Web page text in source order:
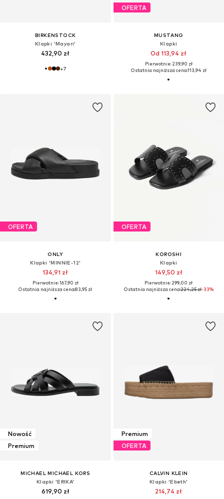
BIRKENSTOCK
Klapki 'Mayari'
432,90 zł
+7
OFERTA
MUSTANG
Klapki
Od 113,94 zł
Pierwotnie: 239,90 zł
Ostatnia najniższa cena:113,94 zł
OFERTA
ONLY
Klapki 'MINNIE-12'
134,91 zł
Pierwotnie: 167,90 zł
Ostatnia najniższa cena:83,95 zł
OFERTA
KOROSHI
Klapki
149,50 zł
Pierwotnie: 299,00 zł
Ostatnia najniższa cena:224,25 zł-33%
Nowość
Premium
MICHAEL MICHAEL KORS
Klapki 'ERIKA'
619,90 zł
Premium
OFERTA
CALVIN KLEIN
Klapki 'Ebeth'
214,74 zł